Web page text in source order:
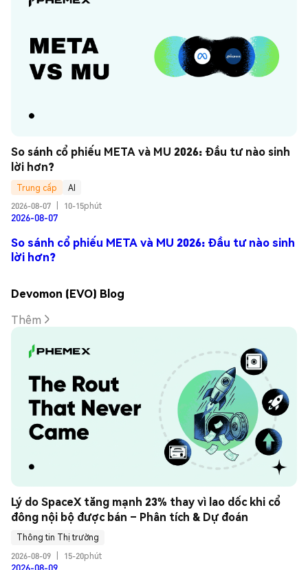
So sánh cổ phiếu META và MU 2026: Đầu tư nào sinh
lời hơn?
Trung cấp
AI
2026-08-07
10-15phút
2026-08-07
So sánh cổ phiếu META và MU 2026: Đầu tư nào sinh
lời hơn?
Devomon (EVO) Blog
Thêm
Lý do SpaceX tăng mạnh 23% thay vì lao dốc khi cổ
đông nội bộ được bán – Phân tích & Dự đoán
Thông tin Thị trường
2026-08-09
15-20phút
2026-08-09